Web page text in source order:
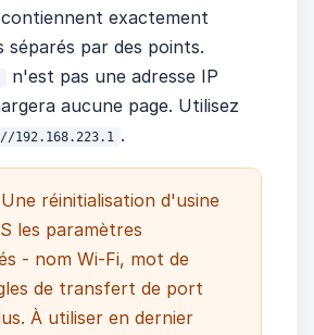
exactement
par des points.
n'est pas une adresse IP
aucune page. Utilisez
192.168.223.1 .
Une réinitialisation d'usine
les paramètres
- nom Wi-Fi, mot de
de transfert de port
À utiliser en dernier